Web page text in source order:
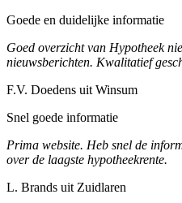
Goede en duidelijke informatie
Goed overzicht van Hypotheek
nieuwsberichten. Kwalitatief
F.V. Doedens uit Winsum
Snel goede informatie
Prima website. Heb snel de
over de laagste hypotheekrente.
L. Brands uit Zuidlaren